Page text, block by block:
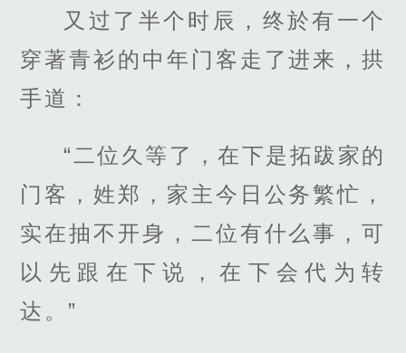
又过了半个时辰，终於有一个
穿著青衫的中年门客走了进来，拱
手道：
“二位久等了，在下是拓跋家的
门客，姓郑，家主今日公务繁忙，
实在抽不开身，二位有什么事，可
以先跟在下说，在下会代为转
达。”